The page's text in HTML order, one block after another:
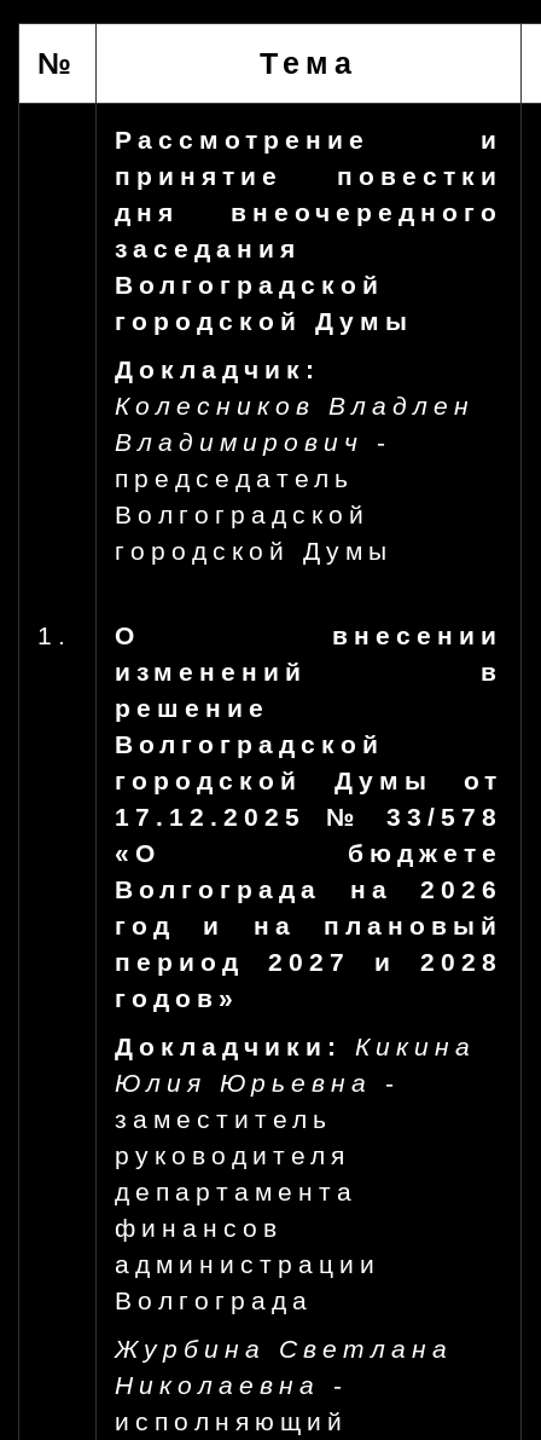
№ Тема
Рассмотрение и
принятие повестки
дня внеочередного
заседания
Волгоградской
городской Думы
Докладчик:
Колесников Владлен
Владимирович
-
председатель
Волгоградской
городской Думы
1.
О внесении
изменений в
решение
Волгоградской
городской Думы от
17.12.2025 № 33/578
«О бюджете
Волгограда на 2026
год и на плановый
период 2027 и 2028
годов»
Докладчики: Кикина
Юлия Юрьевна
-
заместитель
руководителя
департамента
финансов
администрации
Волгограда
Журбина Светлана
Николаевна
-
исполняющий